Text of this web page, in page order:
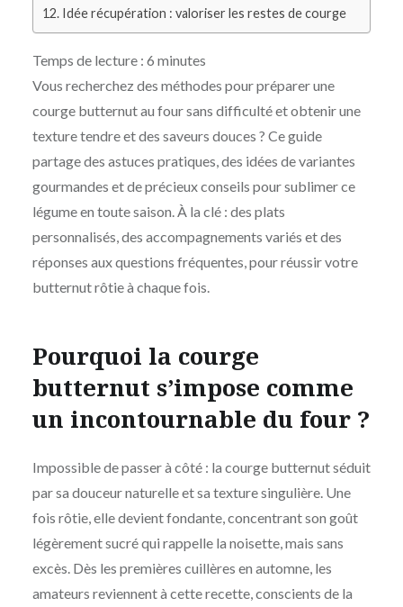
Idée récupération : valoriser les restes de courge
Temps de lecture : 6 minutes
Vous recherchez des méthodes pour préparer une
courge butternut au four sans difficulté et obtenir une
texture tendre et des saveurs douces ? Ce guide
partage des astuces pratiques, des idées de variantes
gourmandes et de précieux conseils pour sublimer ce
légume en toute saison. À la clé : des plats
personnalisés, des accompagnements variés et des
réponses aux questions fréquentes, pour réussir votre
butternut rôtie à chaque fois.
Pourquoi la courge
butternut s’impose comme
un incontournable du four ?
Impossible de passer à côté : la courge butternut séduit
par sa douceur naturelle et sa texture singulière. Une
fois rôtie, elle devient fondante, concentrant son goût
légèrement sucré qui rappelle la noisette, mais sans
excès. Dès les premières cuillères en automne, les
amateurs reviennent à cette recette, conscients de la